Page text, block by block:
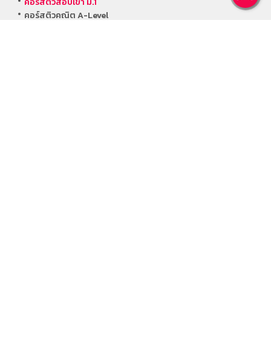
คอร์สติวคณิต A-Level